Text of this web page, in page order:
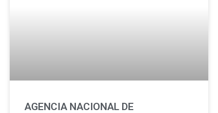
AGENCIA NACIONAL DE